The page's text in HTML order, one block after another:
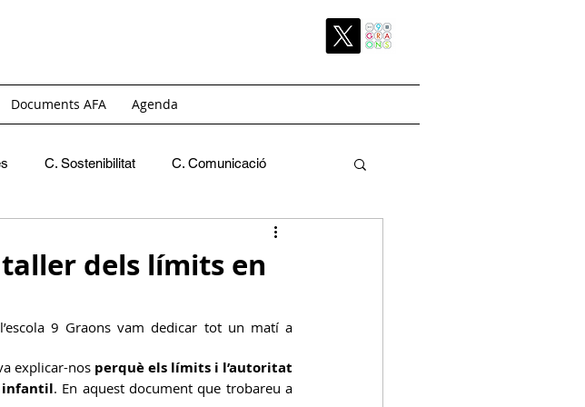
Documents AFA Agenda
C. Sostenibilitat C. Comunicació
Pati C. Economica C. Pati
dels límits en
9 Graons vam dedicar tot un matí a
explicar-nos perquè els límits i l’autoritat
infantil. En aquest document que trobareu a